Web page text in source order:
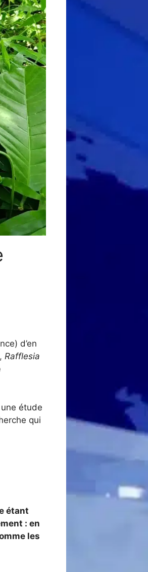
d’en
Rafflesia
étude
qui
étant
: en
les